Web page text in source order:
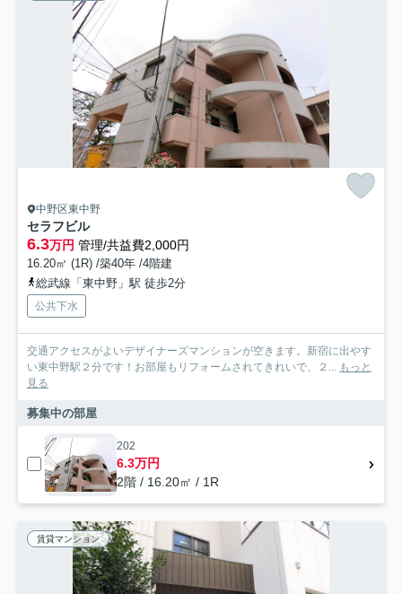
中野区東中野
セラフビル
6.3万円 管理/共益費2,000円
16.20㎡ (1R) /築40年 /4階建
総武線「東中野」駅 徒歩2分
公共下水
交通アクセスがよいデザイナーズマンションが空きます。新宿に出やす
い東中野駅２分です！お部屋もリフォームされてきれいで、２...
もっと
見る
募集中の部屋
202
6.3万円
2階 / 16.20㎡ / 1R
賃貸マンション